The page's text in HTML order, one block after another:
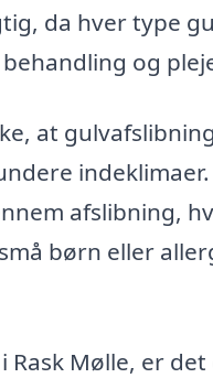
da hver type
og
at
afslibning,
børn eller
Mølle, er